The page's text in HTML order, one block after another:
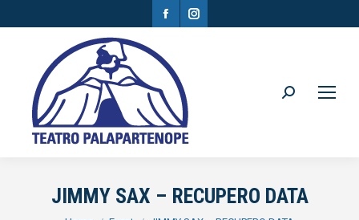
Facebook
opens
in
new
window
Instagram
Search:
JIMMY SAX – RECUPERO DATA